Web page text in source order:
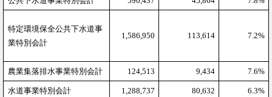
特定環境保全公共下水道事
業特別会計
1,586,950 113,614 7.2%
農業集落排水事業特別会計 124,513 9,434 7.6%
水道事業特別会計 1,288,737 80,632 6.3%